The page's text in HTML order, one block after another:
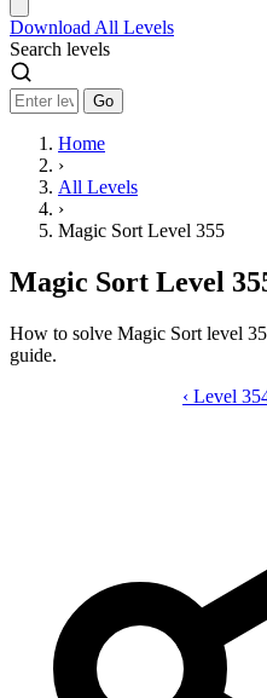
Download All Levels
Search levels
Go
Home
›
All Levels
›
Magic Sort Level 355
Magic Sort Level
How to solve Magic Sort level
guide.
‹ Level